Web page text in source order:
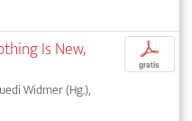
Is New,
Widmer (Hg.),
p
gratis